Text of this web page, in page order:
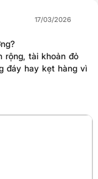
e dè đứng ngoài
hụt trầm trọng
đã khiến thị trường
manh.
17/03/2026
rộng, tài khoản đỏ
đáy hay kẹt hàng vì